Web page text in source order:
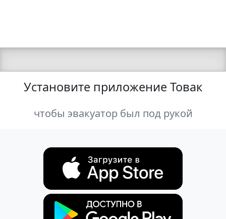
Установите приложение Товак
чтобы эвакуатор был под рукой